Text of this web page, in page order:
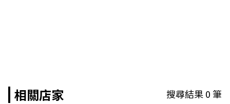
相關店家 搜尋結果0筆